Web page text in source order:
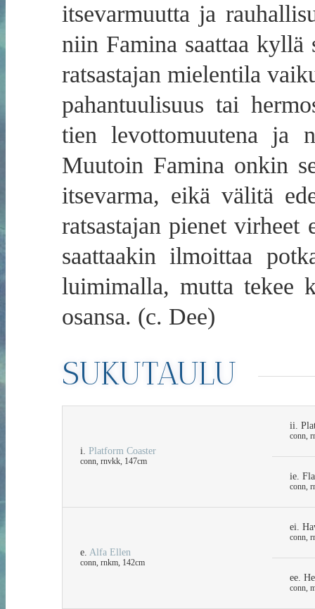
itsevarmuutta ja
niin Famina saattaa
ratsastajan mielentila
pahantuulisuus tai
tien levottomuutena ja
Muutoin Famina onkin
itsevarma, eikä välitä
ratsastajan pienet
saattaakin ilmoittaa
luimimalla, mutta tekee
osansa. (c. Dee)
SUKUTAULU
i. Platform Coaster
conn, rnvkk, 147cm
ii.
conn,
ie.
conn,
e. Alfa Ellen
conn, rnkm, 142cm
ei.
conn,
ee.
conn,